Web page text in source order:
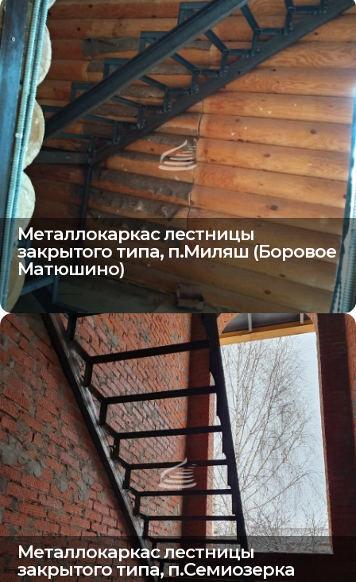
Металлокаркас лестницы
закрытого типа, п.Миляш (Боровое
Матюшино)
Металлокаркас лестницы
закрытого типа, п.Семиозерка